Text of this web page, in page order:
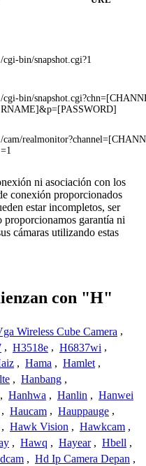
/cgi-bin/snapshot.cgi?1
/cgi-bin/
RNAME]&p=[PASSWORD]
/cam/
=1
ni asociación con los
conexión proporcionados
estar incompletos, ser
proporcionamos garantía ni
cámaras utilizando estas
con "H"
Wireless Cube Camera ,
, H3518e , H6837wi ,
, Hama , Hamlet ,
, Hanbang ,
, Hanhwa , Hanlin , Hanwei
, Haucam , Hauppauge ,
, Hawk Vision , Hawkcam ,
, Hawq , Hayear , Hbell ,
, Hd Ip Camera Depan ,